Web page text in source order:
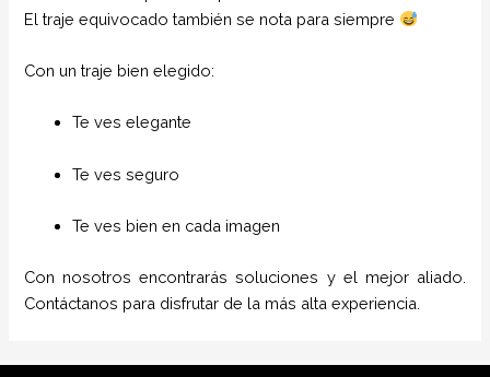
El traje equivocado también se nota para siempre
Con un traje bien elegido:
Te ves elegante
Te ves seguro
Te ves bien en cada imagen
Con nosotros encontrarás soluciones y el mejor aliado.
Contáctanos para disfrutar de la más alta experiencia.